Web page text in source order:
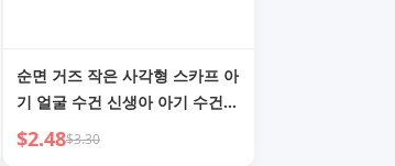
순면 거즈 작은 사각형 스카프 아
기 얼굴 수건 신생아 아기 수건
침 흘리기 수건 아기 삼각 수건
어린이 전용
$2.48$3.30